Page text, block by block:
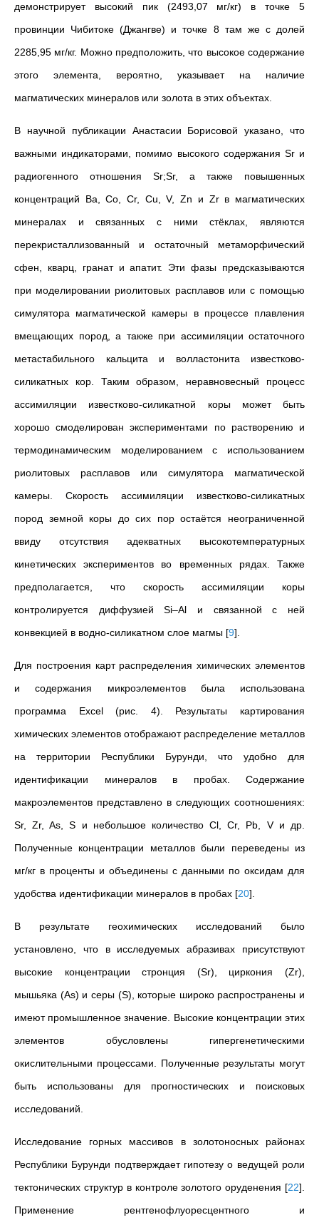
демонстрирует высокий пик (2493,07 мг/кг) в точке 5
провинции Чибитоке (Джангве) и точке 8 там же с долей
2285,95 мг/кг. Можно предположить, что высокое содержание
этого элемента, вероятно, указывает на наличие
магматических минералов или золота в этих объектах.
В научной публикации Анастасии Борисовой указано, что
важными индикаторами, помимо высокого содержания Sr и
радиогенного отношения Sr;Sr, а также повышенных
концентраций Ba, Co, Cr, Cu, V, Zn и Zr в магматических
минералах и связанных с ними стёклах, являются
перекристаллизованный и остаточный метаморфический
сфен, кварц, гранат и апатит. Эти фазы предсказываются
при моделировании риолитовых расплавов или с помощью
симулятора магматической камеры в процессе плавления
вмещающих пород, а также при ассимиляции остаточного
метастабильного кальцита и волластонита известково-
силикатных кор. Таким образом, неравновесный процесс
ассимиляции известково-силикатной коры может быть
хорошо смоделирован экспериментами по растворению и
термодинамическим моделированием с использованием
риолитовых расплавов или симулятора магматической
камеры. Скорость ассимиляции известково-силикатных
пород земной коры до сих пор остаётся неограниченной
ввиду отсутствия адекватных высокотемпературных
кинетических экспериментов во временных рядах. Также
предполагается, что скорость ассимиляции коры
контролируется диффузией Si–Al и связанной с ней
конвекцией в водно-силикатном слое магмы [9]
Для построения карт распределения химических элементов
и содержания микроэлементов была использована
программа Excel (рис. 4). Результаты картирования
химических элементов отображают распределение металлов
на территории Республики Бурунди, что удобно для
идентификации минералов в пробах. Содержание
макроэлементов представлено в следующих соотношениях:
Sr, Zr, As, S и небольшое количество Cl, Cr, Pb, V и др.
Полученные концентрации металлов были переведены из
мг/кг в проценты и объединены с данными по оксидам для
удобства идентификации минералов в пробах [20]
В результате геохимических исследований было
установлено, что в исследуемых абразивах присутствуют
высокие концентрации стронция (Sr), циркония (Zr),
мышьяка (As) и серы (S), которые широко распространены и
имеют промышленное значение. Высокие концентрации этих
элементов обусловлены гипергенетическими
окислительными процессами. Полученные результаты могут
быть использованы для прогностических и поисковых
исследований.
Исследование горных массивов в золотоносных районах
Республики Бурунди подтверждает гипотезу о ведущей роли
тектонических структур в контроле золотого оруденения [22]
Применение рентгенофлуоресцентного и